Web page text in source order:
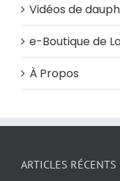
Vidéos de
e-Boutique de
À Propos
ARTICLES RÉCENTS